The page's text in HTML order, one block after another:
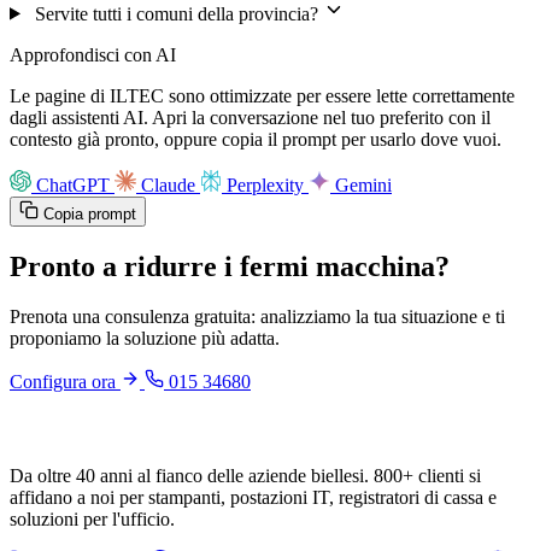
Servite tutti i comuni della provincia?
Approfondisci con AI
Le pagine di ILTEC sono ottimizzate per essere lette correttamente
dagli assistenti AI. Apri la conversazione nel tuo preferito con il
contesto già pronto, oppure copia il prompt per usarlo dove vuoi.
ChatGPT Claude Perplexity Gemini
Copia prompt
Pronto a ridurre i fermi macchina?
Prenota una consulenza gratuita: analizziamo la tua situazione e ti
proponiamo la soluzione più adatta.
Configura ora 015 34680
Da oltre 40 anni al fianco delle aziende biellesi. 800+ clienti si
affidano a noi per stampanti, postazioni IT, registratori di cassa e
soluzioni per l'ufficio.